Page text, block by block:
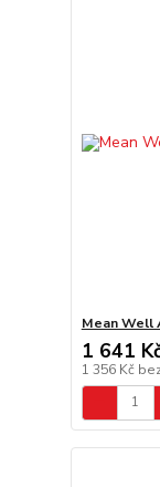
Mean Well
1 641
1 356 Kč